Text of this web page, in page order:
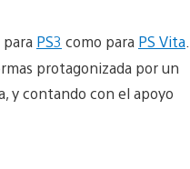
PS3 como para PS Vita
protagonizada por un
y contando con el apoyo